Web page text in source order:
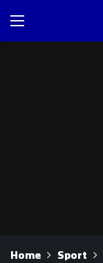
Home Sport